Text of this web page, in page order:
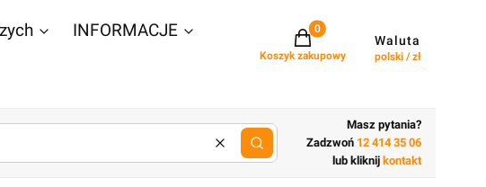
INFORMACJE Projekty w koszyku: 0. Zobacz
Koszyk zakupowy
Waluta
polski / zł
Wyczyśćlub wpisz cechy budynku
Masz pytania?
Zadzwoń 12 414 35 06
lub kliknij kontakt